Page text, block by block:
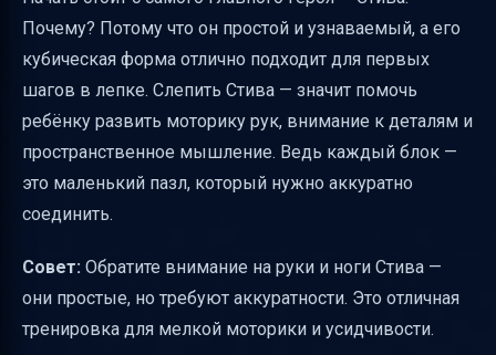
Как научить ребёнка придумывать новых
персонажей
Включение меча и изумруда в работу
Полезные видео и онлайн-ресурсы
схем
Советы по хранению готовых фигурок
Почему? Потому что он простой и узнаваемый, а его
кубическая форма отлично подходит для первых
шагов в лепке. Слепить Стива — значит помочь
ребёнку развить моторику рук, внимание к деталям и
пространственное мышление. Ведь каждый блок —
это маленький пазл, который нужно аккуратно
соединить.
Совет: Обратите внимание на руки и ноги Стива —
они простые, но требуют аккуратности. Это отличная
тренировка для мелкой моторики и усидчивости.